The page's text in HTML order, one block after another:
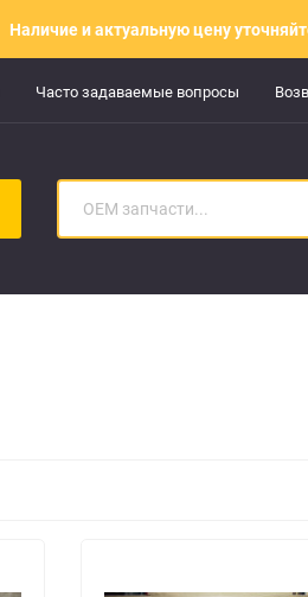
Наличие и актуальную цену
Часто задаваемые вопросы